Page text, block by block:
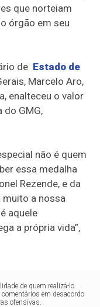
que norteiam
órgão em seu
de Estado de
Marcelo Aro,
enalteceu o valor
do GMG,
não é quem
essa medalha
Rezende, e da
a nossa
aquele
a própria vida”,
de quem realizá-lo.
em desacordo
ofensivas.